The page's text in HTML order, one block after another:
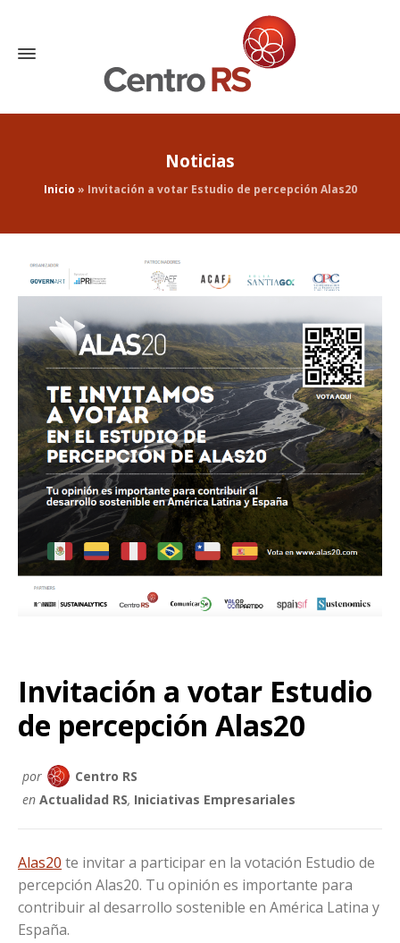
Noticias
Inicio » Invitación a votar Estudio de percepción Alas20
Invitación a votar Estudio
de percepción Alas20
por
Centro RS
en Actualidad RS, Iniciativas Empresariales
Alas20 te invitar a participar en la votación Estudio de
percepción Alas20. Tu opinión es importante para
contribuir al desarrollo sostenible en América Latina y
España.